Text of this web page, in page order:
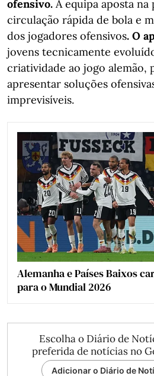
ofensivo. A equipa aposta na
circulação rápida de bola e
dos jogadores ofensivos. O
jovens tecnicamente
criatividade ao jogo alemão,
apresentar soluções
imprevisíveis.
Alemanha e Países Baixos
para o Mundial 2026
Escolha o Diário de
preferida de notícias no
Adicionar o Diário de